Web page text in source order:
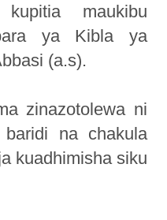
maukibu
ya Kibla ya
(a.s).
zinazotolewa ni
na chakula
kuadhimisha siku